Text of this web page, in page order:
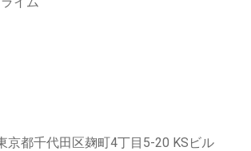
京都千代田区麹町4丁目5-20 KSビル